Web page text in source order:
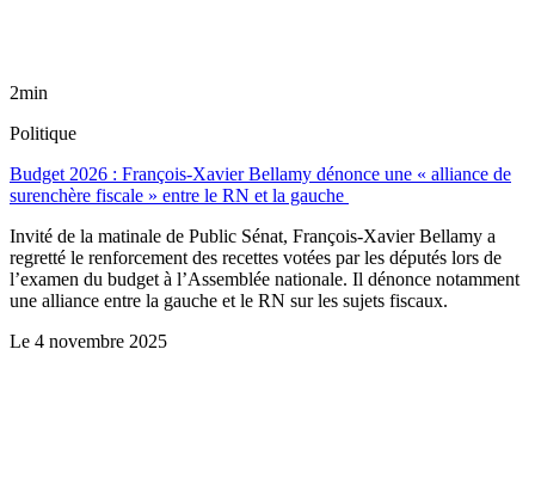
2min
Politique
Budget 2026 : François-Xavier Bellamy dénonce une « alliance de
surenchère fiscale » entre le RN et la gauche
Invité de la matinale de Public Sénat, François-Xavier Bellamy a
regretté le renforcement des recettes votées par les députés lors de
l’examen du budget à l’Assemblée nationale. Il dénonce notamment
une alliance entre la gauche et le RN sur les sujets fiscaux.
Le 4 novembre 2025